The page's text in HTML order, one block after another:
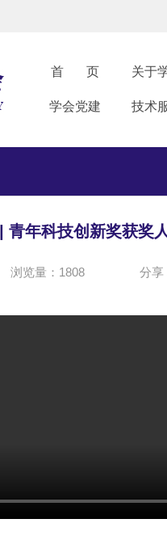
首 页 关于
学会党建 技术
年科技创新奖获奖
浏览量：1808 分享